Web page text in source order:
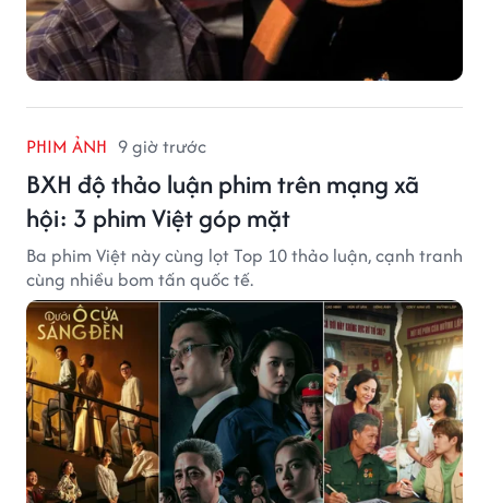
PHIM ẢNH 9 giờ trước
BXH độ thảo luận phim trên mạng xã
hội: 3 phim Việt góp mặt
Ba phim Việt này cùng lọt Top 10 thảo luận, cạnh tranh
cùng nhiều bom tấn quốc tế.